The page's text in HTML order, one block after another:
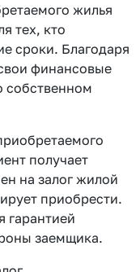
жилья
тех, кто
сроки. Благодаря
финансовые
собственном
получает
на залог жилой
приобрести.
гарантией
заемщика.